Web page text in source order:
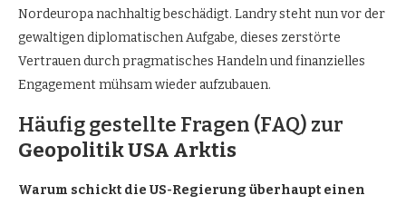
Nordeuropa nachhaltig beschädigt. Landry steht nun vor der
gewaltigen diplomatischen Aufgabe, dieses zerstörte
Vertrauen durch pragmatisches Handeln und finanzielles
Engagement mühsam wieder aufzubauen.
Häufig gestellte Fragen (FAQ) zur
Geopolitik USA Arktis
Warum schickt die US-Regierung überhaupt einen